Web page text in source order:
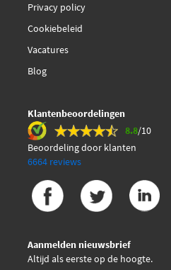
Privacy policy
Cookiebeleid
Vacatures
Blog
Klantenbeoordelingen
8.8/10
Beoordeling door klanten
6664 reviews
Aanmelden nieuwsbrief
Altijd als eerste op de hoogte.